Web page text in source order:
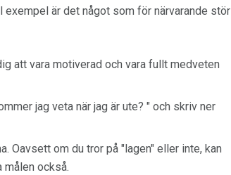
är det något som för närvarande stör
att vara motiverad och vara fullt medveten
jag veta när jag är ute? " och skriv ner
Oavsett om du tror på "lagen" eller inte, kan
också.